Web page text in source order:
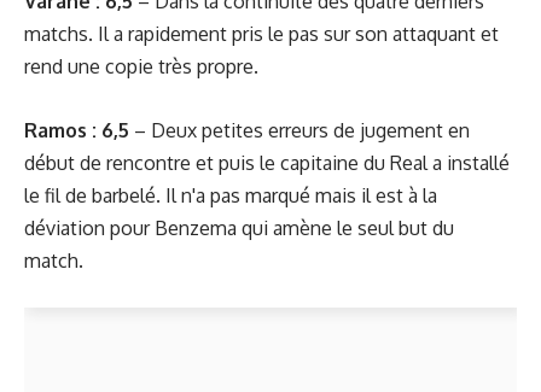
matchs. Il a rapidement pris le pas sur son attaquant et
rend une copie très propre.
Ramos : 6,5 – Deux petites erreurs de jugement en
début de rencontre et puis le capitaine du Real a installé
le fil de barbelé. Il n'a pas marqué mais il est à la
déviation pour Benzema qui amène le seul but du
match.